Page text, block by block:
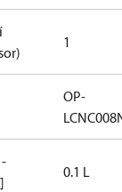
1
OP-
0.1 L